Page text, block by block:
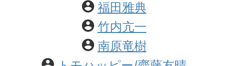
福田雅典
竹内亢一
南原竜樹